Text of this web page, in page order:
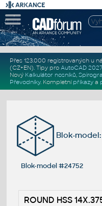
Přes 123.000 registrovaných u
(CZ+EN). Tipy pro AutoCAD 2027
Nový Kalkulátor nosníků,
Převodníky. Kompletní příkazya
Blok-
Blok-model #24752
ROUND HSS